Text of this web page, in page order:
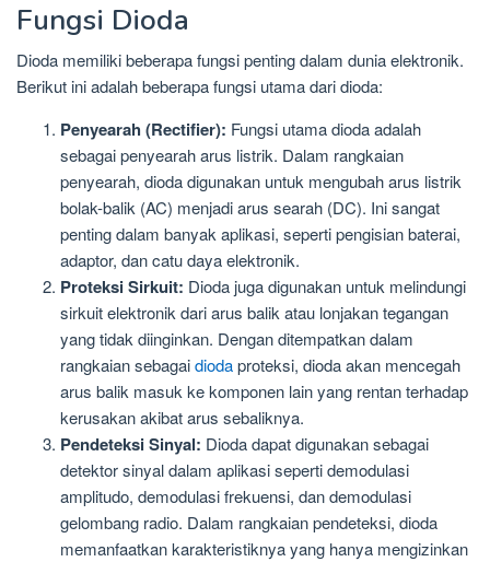
Fungsi Dioda
Dioda memiliki beberapa fungsi penting dalam dunia elektronik.
Berikut ini adalah beberapa fungsi utama dari dioda:
Penyearah (Rectifier): Fungsi utama dioda adalah
sebagai penyearah arus listrik. Dalam rangkaian
penyearah, dioda digunakan untuk mengubah arus listrik
bolak-balik (AC) menjadi arus searah (DC). Ini sangat
penting dalam banyak aplikasi, seperti pengisian baterai,
adaptor, dan catu daya elektronik.
Proteksi Sirkuit: Dioda juga digunakan untuk melindungi
sirkuit elektronik dari arus balik atau lonjakan tegangan
yang tidak diinginkan. Dengan ditempatkan dalam
rangkaian sebagaidiodaproteksi, dioda akan mencegah
arus balik masuk ke komponen lain yang rentan terhadap
kerusakan akibat arus sebaliknya.
Pendeteksi Sinyal: Dioda dapat digunakan sebagai
detektor sinyal dalam aplikasi seperti demodulasi
amplitudo, demodulasi frekuensi, dan demodulasi
gelombang radio. Dalam rangkaian pendeteksi, dioda
memanfaatkan karakteristiknya yang hanya mengizinkan